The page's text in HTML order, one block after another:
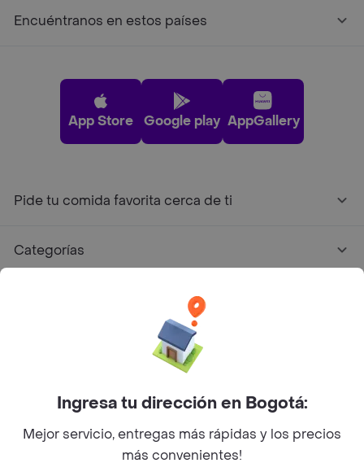
Encuéntranos en estos países
App Store Google play AppGallery
Pide tu comida favorita cerca de ti
Categorías
Facebook
Twitter
Instagram
©2026Rappi Inc. All rights reserved.
Ingresa tu dirección en Bogotá:
Mejor servicio, entregas más rápidas y los precios
más convenientes!